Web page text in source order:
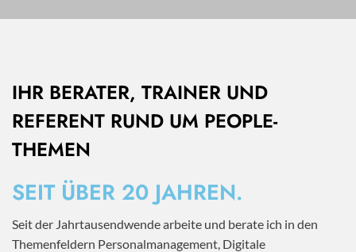
IHR BERATER, TRAINER UND
REFERENT RUND UM PEOPLE-
THEMEN
SEIT ÜBER 20 JAHREN.
Seit der Jahrtausendwende arbeite und berate ich in den
Themenfeldern Personalmanagement, Digitale